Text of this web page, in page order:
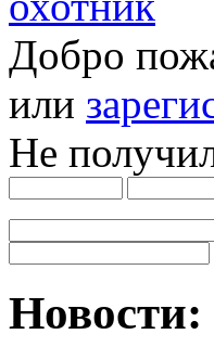
Добро
или
Не
Новости: